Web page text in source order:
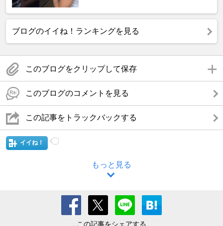
ブログのイイね！ランキングを見る
このブログをクリップして保存
このブログのコメントを見る
この記事をトラックバックする
イイね！
もっと見る
この記事をシェアする